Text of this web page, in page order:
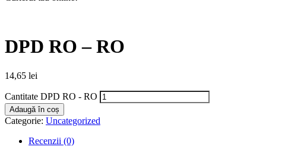
DPD RO – RO
14,65 lei
Cantitate DPD RO - RO
Adaugă în coș
Categorie: Uncategorized
Recenzii (0)